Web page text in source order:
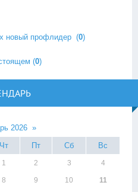
новый профлидер
(0)
(0)
2026 »
Чт Пт Сб Вс
1 2 3 4
8 9 10 11